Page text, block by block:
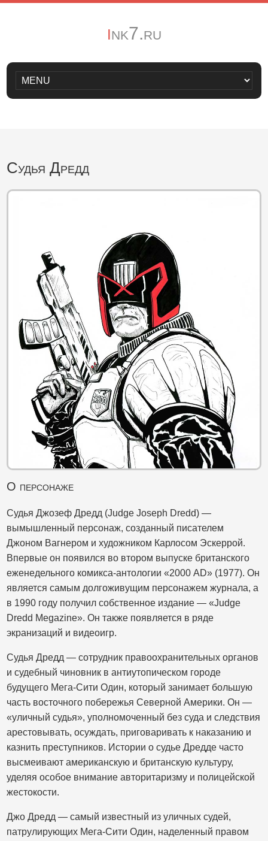
ink7.ru
Судья Дредд
О персонаже
Судья Джозеф Дредд (Judge Joseph Dredd) —
вымышленный персонаж, созданный писателем
Джоном Вагнером и художником Карлосом Эскеррой.
Впервые он появился во втором выпуске британского
еженедельного комикса-антологии «2000 AD» (1977). Он
является самым долгоживущим персонажем журнала, а
в 1990 году получил собственное издание — «Judge
Dredd Megazine». Он также появляется в ряде
экранизаций и видеоигр.
Судья Дредд — сотрудник правоохранительных органов
и судебный чиновник в антиутопическом городе
будущего Мега-Сити Один, который занимает большую
часть восточного побережья Северной Америки. Он —
«уличный судья», уполномоченный без суда и следствия
арестовывать, осуждать, приговаривать к наказанию и
казнить преступников. Истории о судье Дредде часто
высмеивают американскую и британскую культуру,
уделяя особое внимание авторитаризму и полицейской
жестокости.
Джо Дредд — самый известный из уличных судей,
патрулирующих Мега-Сити Один, наделенный правом